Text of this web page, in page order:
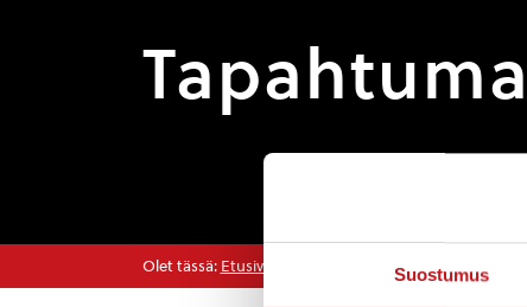
Suostumus
Olet tässä: Etusivu